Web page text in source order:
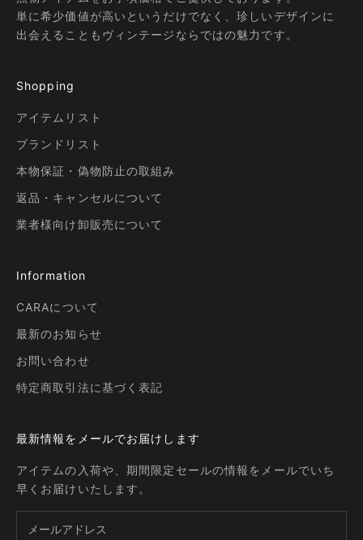
単に希少価値が高いというだけでなく、珍しいデザインに
出会えることもヴィンテージならではの魅力です。
Shopping
アイテムリスト
ブランドリスト
本物保証・偽物防止の取組み
返品・キャンセルについて
業者様向け卸販売について
Information
CARAについて
最新のお知らせ
お問い合わせ
特定商取引法に基づく表記
最新情報をメールでお届けします
アイテムの入荷や、期間限定セールの情報をメールでいち
早くお届けいたします。